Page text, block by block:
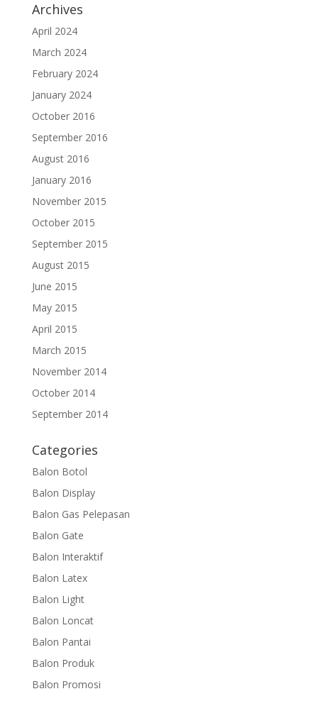
Archives
April 2024
March 2024
February 2024
January 2024
October 2016
September 2016
August 2016
January 2016
November 2015
October 2015
September 2015
August 2015
June 2015
May 2015
April 2015
March 2015
November 2014
October 2014
September 2014
Categories
Balon Botol
Balon Display
Balon Gas Pelepasan
Balon Gate
Balon Interaktif
Balon Latex
Balon Light
Balon Loncat
Balon Pantai
Balon Produk
Balon Promosi